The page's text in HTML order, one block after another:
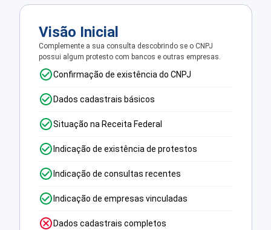
Visão Inicial
Complemente a sua consulta descobrindo se o CNPJ
possui algum protesto com bancos e outras empresas.
Confirmação de existência do CNPJ
Dados cadastrais básicos
Situação na Receita Federal
Indicação de existência de protestos
Indicação de consultas recentes
Indicação de empresas vinculadas
Dados cadastrais completos